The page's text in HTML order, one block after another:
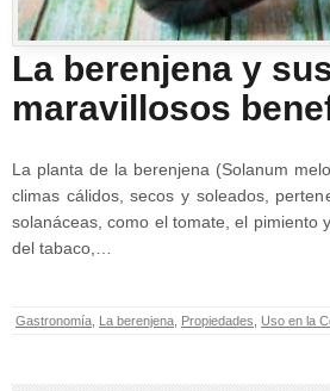
La berenjena y
maravillosos
La planta de la berenjena (Solanum
climas cálidos, secos y soleados,
solanáceas, como el tomate, el pimiento
del tabaco,…
Gastronomía La berenjena Propiedades Uso en la